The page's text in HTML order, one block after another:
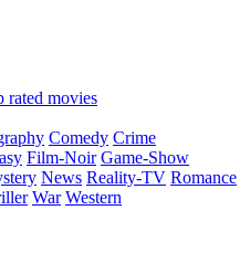
rated movies
Comedy Crime
Film-Noir Game-Show
News Reality-TV Romance
War Western